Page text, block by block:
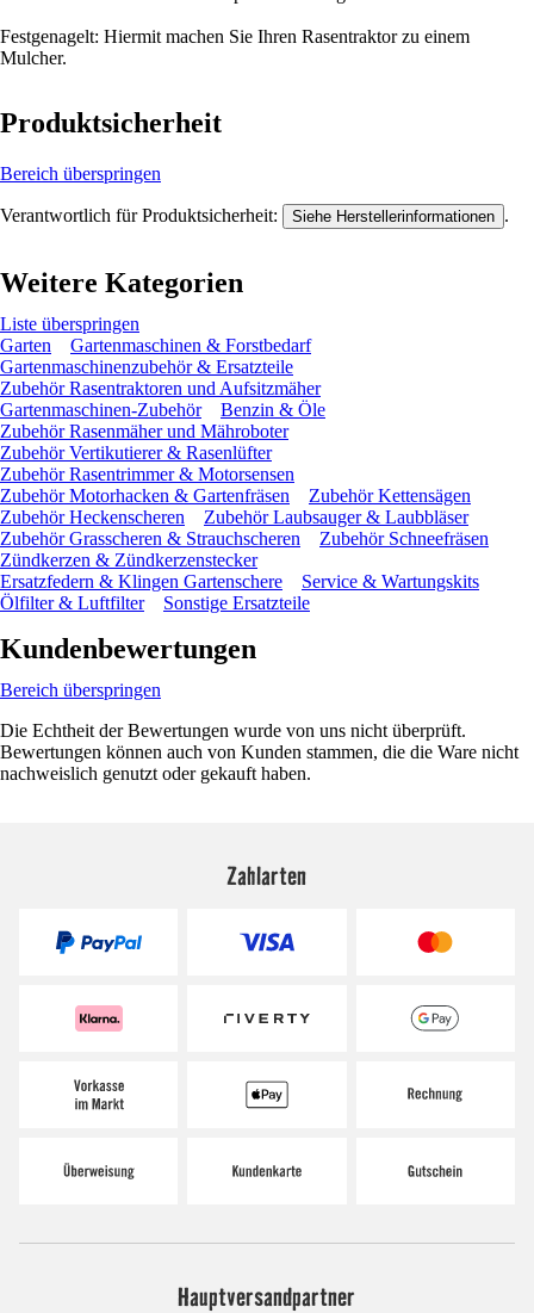
Festgenagelt: Hiermit machen Sie Ihren Rasentraktor zu einem
Mulcher.
Produktsicherheit
Bereich überspringen
Verantwortlich für Produktsicherheit: Siehe Herstellerinformationen .
Weitere Kategorien
Liste überspringen
Garten
Gartenmaschinen & Forstbedarf
Gartenmaschinenzubehör & Ersatzteile
Zubehör Rasentraktoren und Aufsitzmäher
Gartenmaschinen-Zubehör
Benzin & Öle
Zubehör Rasenmäher und Mähroboter
Zubehör Vertikutierer & Rasenlüfter
Zubehör Rasentrimmer & Motorsensen
Zubehör Motorhacken & Gartenfräsen
Zubehör Kettensägen
Zubehör Heckenscheren
Zubehör Laubsauger & Laubbläser
Zubehör Grasscheren & Strauchscheren
Zubehör Schneefräsen
Zündkerzen & Zündkerzenstecker
Ersatzfedern & Klingen Gartenschere
Service & Wartungskits
Ölfilter & Luftfilter
Sonstige Ersatzteile
Kundenbewertungen
Bereich überspringen
Die Echtheit der Bewertungen wurde von uns nicht überprüft.
Bewertungen können auch von Kunden stammen, die die Ware nicht
nachweislich genutzt oder gekauft haben.
Zahlarten
Hauptversandpartner